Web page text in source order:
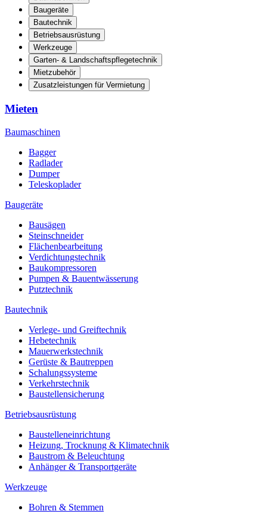
Baugeräte
Bautechnik
Betriebsausrüstung
Werkzeuge
Garten- & Landschaftspflegetechnik
Mietzubehör
Zusatzleistungen für Vermietung
Mieten
Baumaschinen
Bagger
Radlader
Dumper
Teleskoplader
Baugeräte
Bausägen
Steinschneider
Flächenbearbeitung
Verdichtungstechnik
Baukompressoren
Pumpen & Bauentwässerung
Putztechnik
Bautechnik
Verlege- und Greiftechnik
Hebetechnik
Mauerwerkstechnik
Gerüste & Bautreppen
Schalungssysteme
Verkehrstechnik
Baustellensicherung
Betriebsausrüstung
Baustelleneinrichtung
Heizung, Trocknung & Klimatechnik
Baustrom & Beleuchtung
Anhänger & Transportgeräte
Werkzeuge
Bohren & Stemmen